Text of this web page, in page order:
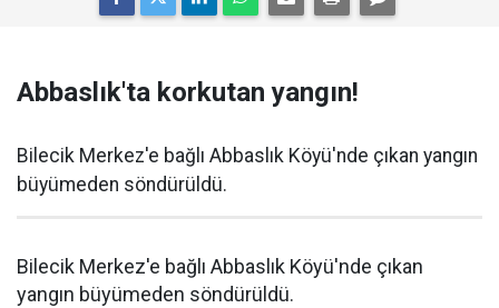
Abbaslık'ta korkutan yangın!
Bilecik Merkez'e bağlı Abbaslık Köyü'nde çıkan yangın
büyümeden söndürüldü.
Bilecik Merkez'e bağlı Abbaslık Köyü'nde çıkan
yangın büyümeden söndürüldü.